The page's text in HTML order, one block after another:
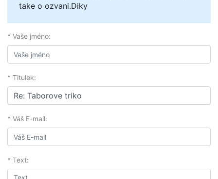
take o ozvani.Diky
* Vaše jméno:
* Titulek:
* Váš E-mail:
* Text: